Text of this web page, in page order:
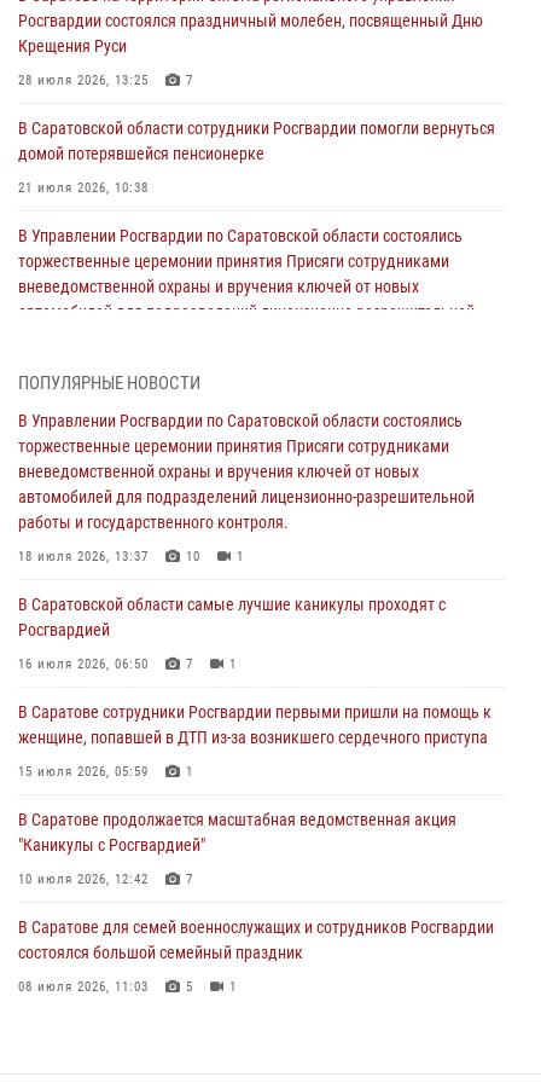
Росгвардии состоялся праздничный молебен, посвященный Дню
Крещения Руси
28 июля 2026, 13:25 7
В Саратовской области сотрудники Росгвардии помогли вернуться
домой потерявшейся пенсионерке
21 июля 2026, 10:38
В Управлении Росгвардии по Саратовской области состоялись
торжественные церемонии принятия Присяги сотрудниками
вневедомственной охраны и вручения ключей от новых
автомобилей для подразделений лицензионно-разрешительной
В Саратовской области самые лучшие каникулы проходят с
Росгвардией
16 июля 2026, 06:50 7 1
В Саратове сотрудники Росгвардии первыми пришли на помощь к
женщине, попавшей в ДТП из-за возникшего сердечного приступа
В Саратове продолжается масштабная ведомственная акция
"Каникулы с Росгвардией"
В Саратовской области при содействии спецназа Росгвардии
задержан подозреваемый в незаконном обороте наркотиков
В Саратове для семей военнослужащих и сотрудников Росгвардии
состоялся большой семейный праздник
ПОПУЛЯРНЫЕ НОВОСТИ
В Управлении Росгвардии по Саратовской области состоялись
торжественные церемонии принятия Присяги сотрудниками
вневедомственной охраны и вручения ключей от новых
автомобилей для подразделений лицензионно-разрешительной
работы и государственного контроля.
18 июля 2026, 13:37 10 1
В Саратовской области самые лучшие каникулы проходят с
Росгвардией
16 июля 2026, 06:50 7 1
В Саратове сотрудники Росгвардии первыми пришли на помощь к
женщине, попавшей в ДТП из-за возникшего сердечного приступа
15 июля 2026, 05:59 1
В Саратове продолжается масштабная ведомственная акция
"Каникулы с Росгвардией"
10 июля 2026, 12:42 7
В Саратове для семей военнослужащих и сотрудников Росгвардии
состоялся большой семейный праздник
08 июля 2026, 11:03 5 1